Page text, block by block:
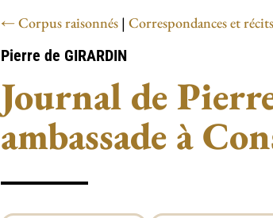
Corpus raisonnés Correspondances et
Pierre de GIRARDIN
Journal de
ambassade à